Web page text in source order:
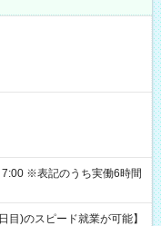
6時間
目)のスピード就業が可能】